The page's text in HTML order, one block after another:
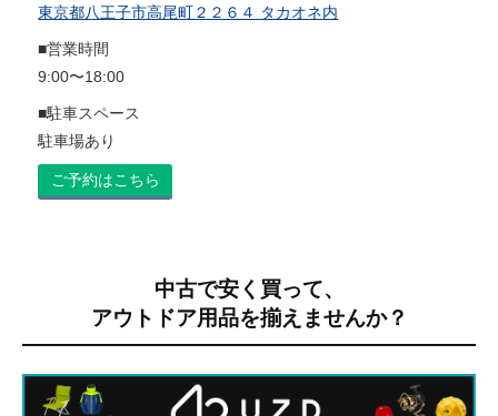
東京都八王子市高尾町２２６４ タカオネ内
■営業時間
9:00〜18:00
■駐車スペース
駐車場あり
ご予約はこちら
中古で安く買って、
アウトドア用品を揃えませんか？